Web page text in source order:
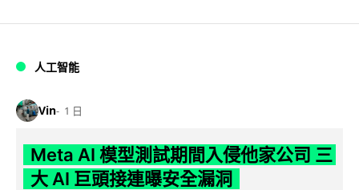
人工智能
Vin 1 日
Meta AI 模型測試期間入侵他家公司 三
大 AI 巨頭接連曝安全漏洞